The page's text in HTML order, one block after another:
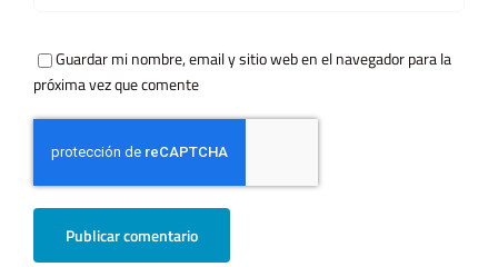
Guardar mi nombre, email y sitio web en el navegador para la
próxima vez que comente